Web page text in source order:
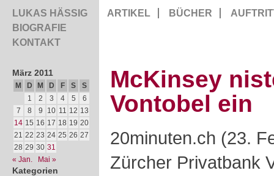
LUKAS HÄSSIG
BIOGRAFIE
KONTAKT
ARTIKEL BÜCHER
März 2011
M D M D F S
S
1
2 3 4 5
6
7
8 9 10 11 12 13
14 15 16 17 18 19 20
21 22 23 24 25 26 27
28 29 30 31
« Jan.
Mai »
Kategorien
McKinsey
Vontobel ein
20minuten.ch (23.
Zürcher Privatbank